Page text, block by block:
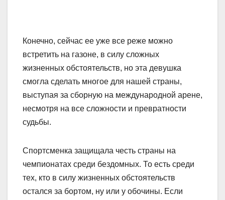
Конечно, сейчас ее уже все реже можно
встретить на газоне, в силу сложных
жизненных обстоятельств, но эта девушка
смогла сделать многое для нашей страны,
выступая за сборную на международной арене,
несмотря на все сложности и превратности
судьбы.
Спортсменка защищала честь страны на
чемпионатах среди бездомных. То есть среди
тех, кто в силу жизненных обстоятельств
остался за бортом, ну или у обочины. Если